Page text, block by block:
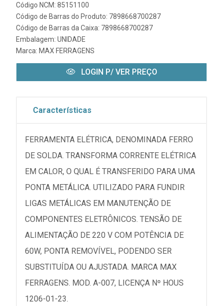
Código NCM: 85151100
Código de Barras do Produto: 7898668700287
Código de Barras da Caixa: 7898668700287
Embalagem: UNIDADE
Marca: MAX FERRAGENS
LOGIN P/ VER PREÇO
Características
FERRAMENTA ELÉTRICA, DENOMINADA FERRO
DE SOLDA. TRANSFORMA CORRENTE ELÉTRICA
EM CALOR, O QUAL É TRANSFERIDO PARA UMA
PONTA METÁLICA. UTILIZADO PARA FUNDIR
LIGAS METÁLICAS EM MANUTENÇÃO DE
COMPONENTES ELETRÔNICOS. TENSÃO DE
ALIMENTAÇÃO DE 220 V COM POTÊNCIA DE
60W, PONTA REMOVÍVEL, PODENDO SER
SUBSTITUÍDA OU AJUSTADA. MARCA MAX
FERRAGENS. MOD. A-007, LICENÇA Nº HOUS
1206-01-23.